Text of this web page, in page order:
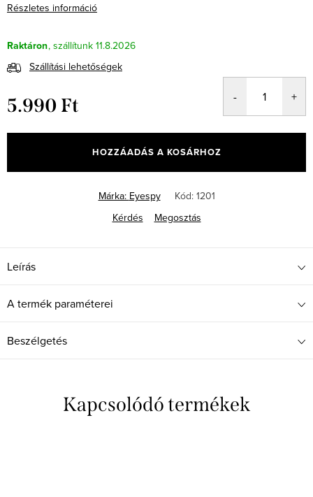
Részletes információ
Raktáron
11.8.2026
Szállítási lehetőségek
5.990 Ft
HOZZÁADÁS A KOSÁRHOZ
Márka: Eyespy Kód: 1201
Kérdés
Megosztás
Leírás
A termék paraméterei
Beszélgetés
Kapcsolódó termékek